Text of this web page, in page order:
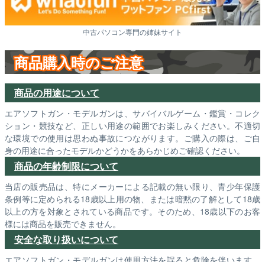
中古パソコン専門の姉妹サイト
商品購入時のご注意
商品の用途について
エアソフトガン・モデルガンは、サバイバルゲーム・鑑賞・コレク
ション・競技など、正しい用途の範囲でお楽しみください。不適切
な環境での使用は思わぬ事故につながります。ご購入の際は、ご自
身の用途に合ったモデルかどうかをあらかじめご確認ください。
商品の年齢制限について
当店の販売品は、特にメーカーによる記載の無い限り、青少年保護
条例等に定められる18歳以上用の物、または暗黙の了解として18歳
以上の方を対象とされている商品です。そのため、18歳以下のお客
様には商品を販売できません。
安全な取り扱いについて